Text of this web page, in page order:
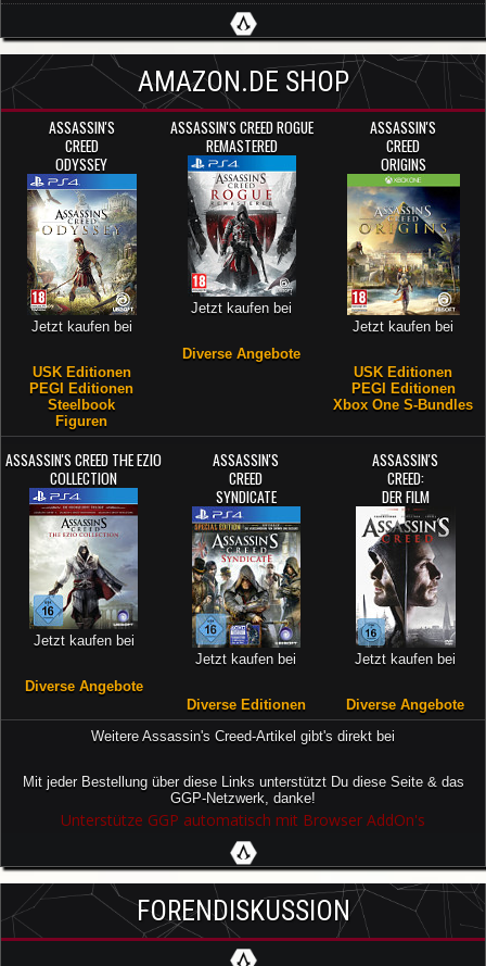
AMAZON.DE SHOP
ASSASSIN'S
CREED
ODYSSEY
Jetzt kaufen bei
USK Editionen
PEGI Editionen
Steelbook
Figuren
ASSASSIN'S CREED ROGUE
REMASTERED
Jetzt kaufen bei
Diverse Angebote
ASSASSIN'S
CREED
ORIGINS
Jetzt kaufen bei
USK Editionen
PEGI Editionen
Xbox One S-Bundles
ASSASSIN'S CREED THE EZIO
COLLECTION
Jetzt kaufen bei
Diverse Angebote
ASSASSIN'S
CREED
SYNDICATE
Jetzt kaufen bei
Diverse Editionen
ASSASSIN'S
CREED:
DER FILM
Jetzt kaufen bei
Diverse Angebote
Weitere Assassin's Creed-Artikel gibt's direkt bei
Mit jeder Bestellung über diese Links unterstützt Du diese Seite & das
GGP-Netzwerk, danke!
Unterstütze GGP automatisch mit Browser AddOn's
FORENDISKUSSION